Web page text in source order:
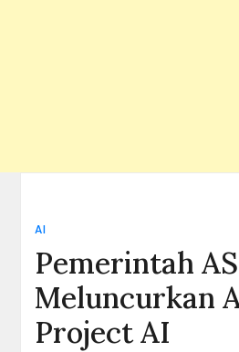
AI
Pemerintah AS
Meluncurkan
Project AI